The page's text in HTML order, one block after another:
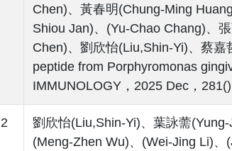
Chen)、黃春明(Chung-Ming
Shiou Jan)、(Yu-Chao Chang)、
Chen)、劉欣怡(Liu,Shin-Yi)、蔡
peptide from Porphyromonas
IMMUNOLOGY，2025 Dec，
2
劉欣怡(Liu,Shin-Yi)、葉詠薷
(Meng-Zhen Wu)、(Wei-Jing Li)